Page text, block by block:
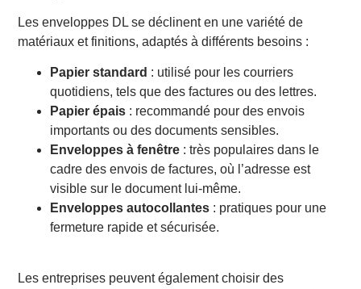
Les enveloppes DL se déclinent en une variété de
matériaux et finitions, adaptés à différents besoins :
Papier standard : utilisé pour les courriers
quotidiens, tels que des factures ou des lettres.
Papier épais : recommandé pour des envois
importants ou des documents sensibles.
Enveloppes à fenêtre : très populaires dans le
cadre des envois de factures, où l’adresse est
visible sur le document lui-même.
Enveloppes autocollantes : pratiques pour une
fermeture rapide et sécurisée.
Les entreprises peuvent également choisir des